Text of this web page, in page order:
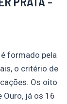
é formado pela
o critério de
Os oito
Ouro, já os 16